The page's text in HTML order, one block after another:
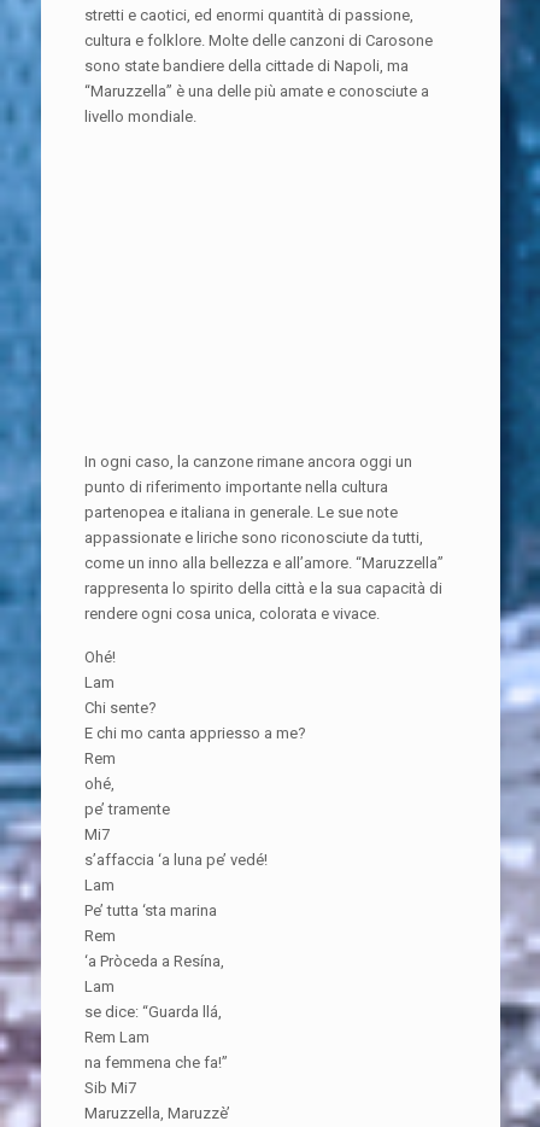
stretti e caotici, ed enormi quantità di passione,
cultura e folklore. Molte delle canzoni di Carosone
sono state bandiere della cittade di Napoli, ma
“Maruzzella” è una delle più amate e conosciute a
livello mondiale.
In ogni caso, la canzone rimane ancora oggi un
punto di riferimento importante nella cultura
partenopea e italiana in generale. Le sue note
appassionate e liriche sono riconosciute da tutti,
come un inno alla bellezza e all’amore. “Maruzzella”
rappresenta lo spirito della città e la sua capacità di
rendere ogni cosa unica, colorata e vivace.
Ohé!
Lam
Chi sente?
E chi mo canta appriesso a me?
Rem
ohé,
pe’ tramente
Mi7
s’affaccia ‘a luna pe’ vedé!
Lam
Pe’ tutta ‘sta marina
Rem
‘a Pròceda a Resína,
Lam
se dice: “Guarda llá,
Rem Lam
na femmena che fa!”
Sib Mi7
Maruzzella, Maruzzè’